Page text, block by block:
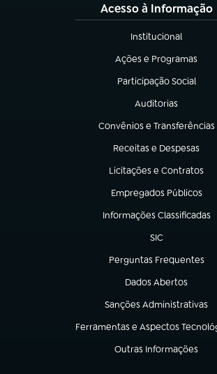
Acesso à Informação
Institucional
(abre em nova aba)
Ações e Programas
(abre em nova aba)
Participação Social
(abre em nova aba)
Auditorias
(abre em nova aba)
Convênios e Transferências
(abre em nova aba)
Receitas e Despesas
(abre em nova aba)
Licitações e Contratos
(abre em nova aba)
Empregados Públicos
(abre em nova aba)
Informações Classificadas
(abre em nova aba)
SIC
(abre em nova
Perguntas Frequentes
(abre em nova aba)
Dados Abertos
(abre em nova aba)
Sanções Administrativas
(abre em nova aba)
Ferramentas e Aspectos
(abre em nova aba)
Outras Informações
(abre em nova aba)